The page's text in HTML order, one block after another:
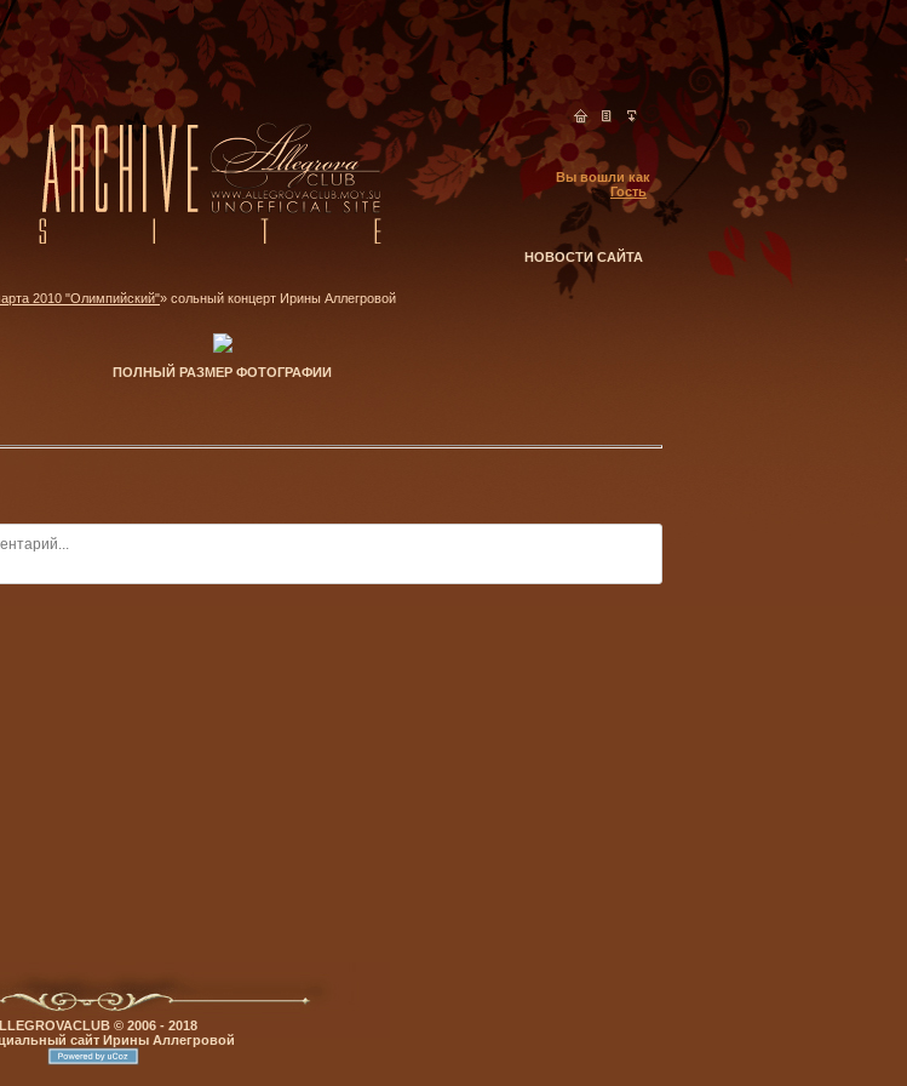
Вы вошли как
Гость
НОВОСТИ САЙТА
2010 "Олимпийский"» сольный концерт Ирины Аллегровой
ПОЛНЫЙ РАЗМЕР ФОТОГРАФИИ
© 2006 - 2018
сайт Ирины Аллегровой